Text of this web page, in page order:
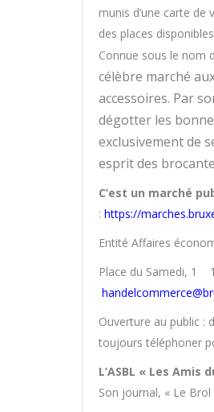
munis d’une carte
des places
Connue sous le nom
célèbre marché
accessoires. Par
dégotter les
exclusivement de
esprit des
C’est un marché
: https://
Entité Affaires
Place du Samedi, 1
Ouverture au public :
toujours téléphoner
L’ASBL « Les Amis
Son journal, « Le